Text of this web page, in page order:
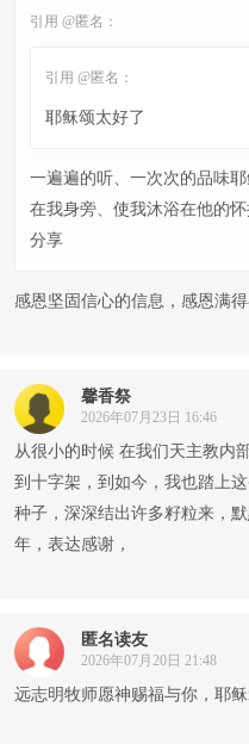
引用 @匿名：
引用 @匿名：
耶稣颂太好了
一遍遍的听、一次次的品味
在我身旁、使我沐浴在他的
分享
感恩坚固信心的信息，感恩满得
馨香祭
2026年07月23日 16:46
从很小的时候 在我们天主教内
到十字架，到如今，我也踏上
种子，深深结出许多籽粒来，
年，表达感谢，
匿名读友
2026年07月20日 21:48
远志明牧师愿神赐福与你，耶